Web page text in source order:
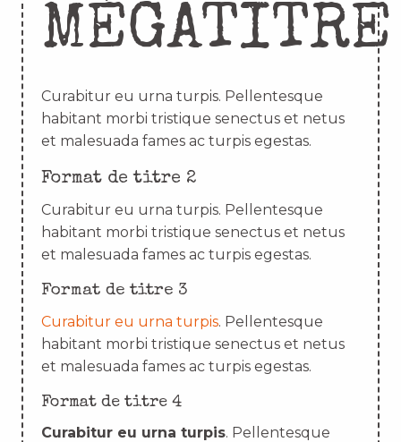
MÉGATITRE
Curabitur eu urna turpis. Pellentesque
habitant morbi tristique senectus et netus
et malesuada fames ac turpis egestas.
Format de titre 2
Curabitur eu urna turpis. Pellentesque
habitant morbi tristique senectus et netus
et malesuada fames ac turpis egestas.
Format de titre 3
Curabitur eu urna turpis. Pellentesque
habitant morbi tristique senectus et netus
et malesuada fames ac turpis egestas.
Format de titre 4
Curabitur eu urna turpis. Pellentesque